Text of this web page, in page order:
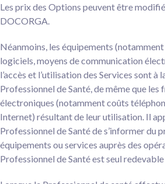
Les prix des Options peuvent être
DOCORGA.
Néanmoins, les équipements
logiciels, moyens de communication
l’accès et l’utilisation des Services sont à
Professionnel de Santé, de même que
électroniques (notamment coûts
Internet) résultant de leur utilisation. Il
Professionnel de Santé de s’informer du
équipements ou services auprès des
Professionnel de Santé est seul